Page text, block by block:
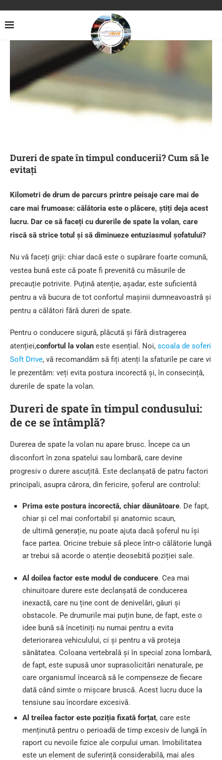
Dureri de spate în timpul conducerii? Cum să le
evitați
Kilometri de drum de parcurs printre peisaje care mai de
care mai frumoase: călătoria este o plăcere, știți deja acest
lucru. Dar ce să faceți cu durerile de spate la volan, care
riscă să strice totul și să diminueze entuziasmul șofatului?
Nu vă faceți griji: chiar dacă este o supărare foarte comună,
vestea bună este că poate fi prevenită cu măsurile de
precauție potrivite. Puțină atenție, așadar, este suficientă
pentru a vă bucura de tot confortul mașinii dumneavoastră și
pentru a călători fără dureri de spate.
Pentru o conducere sigură, plăcută și fără distragerea
atenției,confortul la volan este esențial. Noi, scoala de soferi
Soft Drive, vă recomandăm să fiți atenți la sfaturile pe care vi
le prezentăm: veți evita postura incorectă și, în consecință,
durerile de spate la volan.
Dureri de spate în timpul condusului:
de ce se întâmplă?
Durerea de spate la volan nu apare brusc. Începe ca un
disconfort în zona spatelui sau lombară, care devine
progresiv o durere ascuțită. Este declanșată de patru factori
principali, asupra cărora, din fericire, șoferul are controlul:
Prima este postura incorectă, chiar dăunătoare. De fapt,
chiar și cel mai confortabil și anatomic scaun,
de ultimă generație, nu poate ajuta dacă șoferul nu își
face partea. Oricine trebuie să plece într-o călătorie lungă
ar trebui să acorde o atenție deosebită poziției sale.
Al doilea factor este modul de conducere. Cea mai
chinuitoare durere este declanșată de conducerea
inexactă, care nu ține cont de denivelări, găuri și
obstacole. Pe drumurile mai puțin bune, de fapt, este o
idee bună să încetiniți nu numai pentru a evita
deteriorarea vehiculului, ci și pentru a vă proteja
sănătatea. Coloana vertebrală și în special zona lombară,
de fapt, este supusă unor suprasolicitări nenaturale, pe
care organismul încearcă să le compenseze de fiecare
dată când simte o mișcare bruscă. Acest lucru duce la
tensiune sau încordare excesivă.
Al treilea factor este poziția fixată forțat, care este
menținută pentru o perioadă de timp excesiv de lungă în
raport cu nevoile fizice ale corpului uman. Imobilitatea
este un element de suferință considerabilă, mai ales